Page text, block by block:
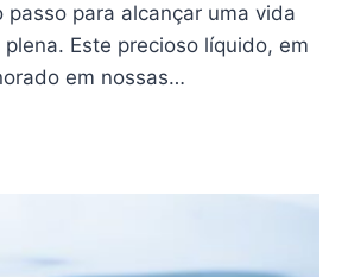
passo para alcançar uma vida
Este precioso líquido, em
em nossas…